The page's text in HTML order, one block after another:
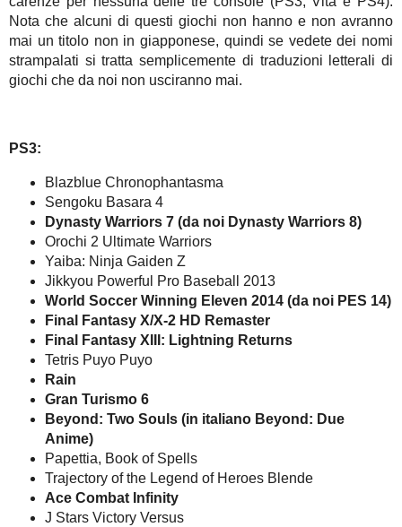
Nota che alcuni di questi giochi non hanno e non avranno
mai un titolo non in giapponese, quindi se vedete dei nomi
strampalati si tratta semplicemente di traduzioni letterali di
giochi che da noi non usciranno mai.
PS3:
Blazblue Chronophantasma
Sengoku Basara 4
Dynasty Warriors 7 (da noi Dynasty Warriors 8)
Orochi 2 Ultimate Warriors
Yaiba: Ninja Gaiden Z
Jikkyou Powerful Pro Baseball 2013
World Soccer Winning Eleven 2014 (da noi PES 14)
Final Fantasy X/X-2 HD Remaster
Final Fantasy XIII: Lightning Returns
Tetris Puyo Puyo
Rain
Gran Turismo 6
Beyond: Two Souls (in italiano Beyond: Due
Anime)
Papettia, Book of Spells
Trajectory of the Legend of Heroes Blende
Ace Combat Infinity
J Stars Victory Versus